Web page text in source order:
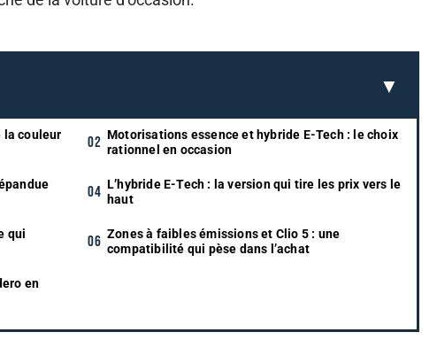
la couleur
Motorisations essence et hybride E-Tech : le choix
rationnel en occasion
L’hybride E-Tech : la version qui tire les prix vers le
haut
qui
Zones à faibles émissions et Clio 5 : une
compatibilité qui pèse dans l’achat
en